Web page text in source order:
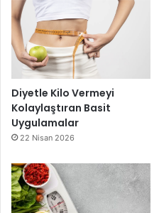
Diyetle Kilo Vermeyi
Kolaylaştıran Basit
Uygulamalar
22 Nisan 2026